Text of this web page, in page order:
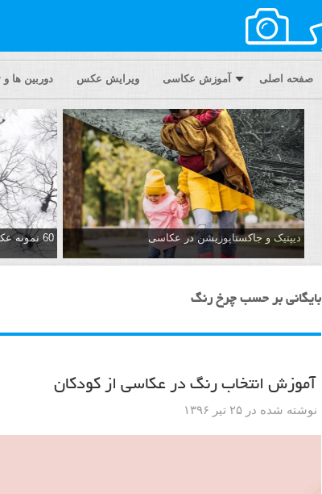
صفحه اصلی آموزش عکاسی ویرایش عکس دوربین ها و
دیپتیک و جاکستا‌پوزیشن در عکاسی 60 نمونه عکس سبک ماکسیمالیسم
بایگانی بر حسب چرخ رنگ
آموزش انتخاب رنگ در عکاسی از کودکان
نوشته شده در ۲۵ تیر ۱۳۹۶